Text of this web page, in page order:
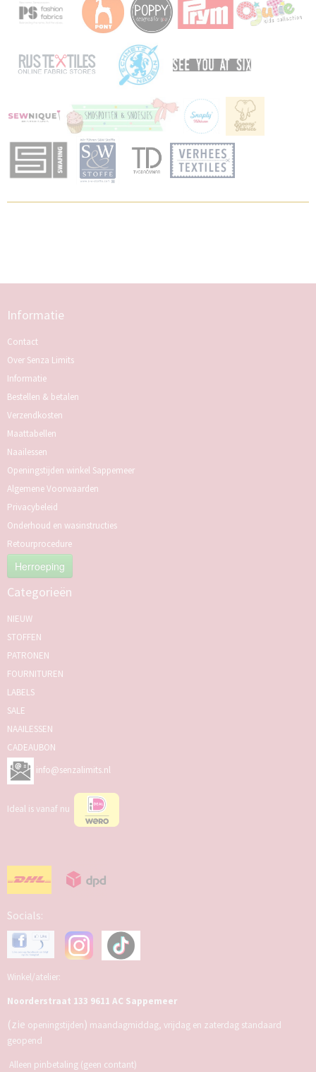
Informatie
Contact
Over Senza Limits
Informatie
Bestellen & betalen
Verzendkosten
Maattabellen
Naailessen
Openingstijden winkel Sappemeer
Algemene Voorwaarden
Privacybeleid
Onderhoud en wasinstructies
Retourprocedure
Herroeping
Categorieën
NIEUW
STOFFEN
PATRONEN
FOURNITUREN
LABELS
SALE
NAAILESSEN
CADEAUBON
info@senzalimits.nl
Ideal is vanaf nu
Socials:
Winkel/atelier:
Noorderstraat 133 9611 AC Sappemeer
(zie openingstijden) maandagmiddag, vrijdag en zaterdag standaard
geopend
Alleen pinbetaling (geen contant)